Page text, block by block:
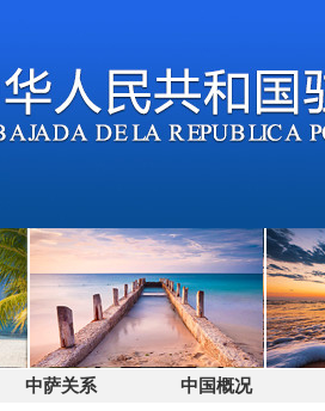
中萨关系 中国概况